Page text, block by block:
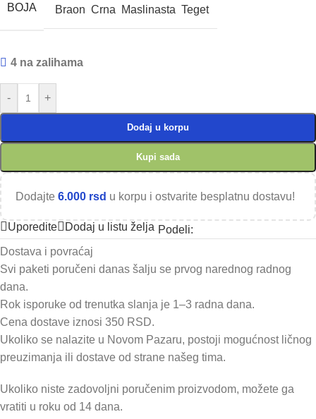
BOJA Braon Crna Maslinasta Teget
4 na zalihama
- +
Dodaj u korpu
Kupi sada
Dodajte 6.000 rsd u korpu i ostvarite besplatnu dostavu!
Uporedite Dodaj u listu želja Podeli:
Dostava i povraćaj
Svi paketi poručeni danas šalju se prvog narednog radnog
dana.
Rok isporuke od trenutka slanja je 1–3 radna dana.
Cena dostave iznosi 350 RSD.
Ukoliko se nalazite u Novom Pazaru, postoji mogućnost ličnog
preuzimanja ili dostave od strane našeg tima.
Ukoliko niste zadovoljni poručenim proizvodom, možete ga
vratiti u roku od 14 dana.